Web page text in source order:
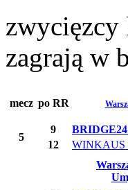
zagrają w
mecz po RR
5
9
12
WINKAUS